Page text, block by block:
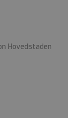
Hovedstaden